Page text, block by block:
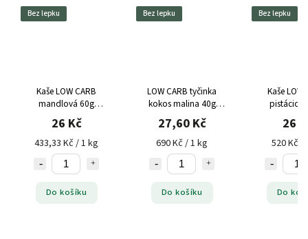
Bez lepku
Kaše LOW CARB
mandlová 60g
Topnatur bez lepku
26 Kč
433,33 Kč / 1 kg
Do košíku
Bez lepku
LOW CARB tyčinka
kokos malina 40g
Topnatur bez lepku
27,60 Kč
690 Kč / 1 kg
Do košíku
Bez lepku
Kaše LOW
Topnatur
26
520 Kč /
Do